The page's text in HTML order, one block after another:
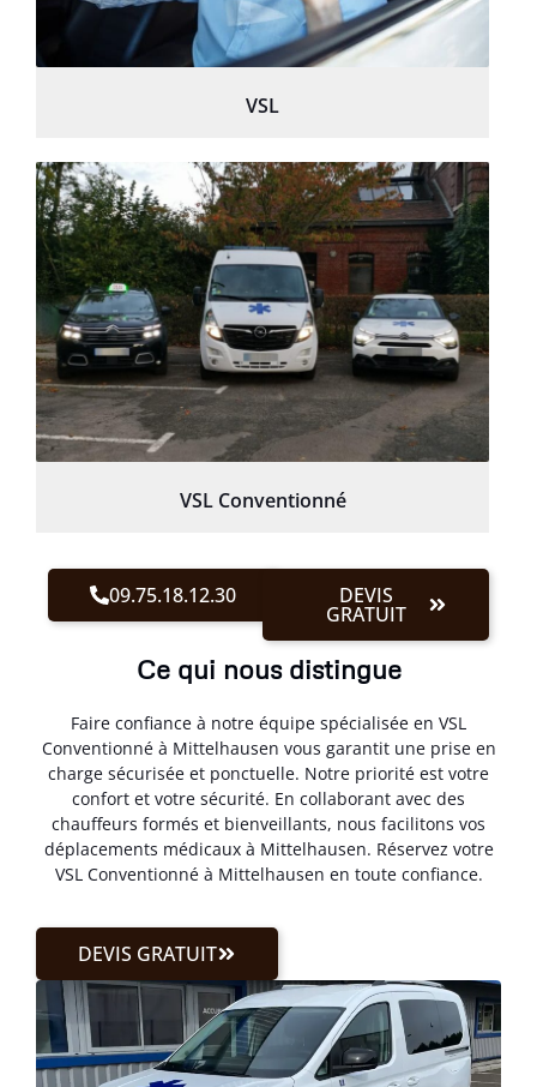
VSL
VSL Conventionné
09.75.18.12.30 DEVIS
GRATUIT
Ce qui nous distingue
Faire confiance à notre équipe spécialisée en VSL
Conventionné à Mittelhausen vous garantit une prise en
charge sécurisée et ponctuelle. Notre priorité est votre
confort et votre sécurité. En collaborant avec des
chauffeurs formés et bienveillants, nous facilitons vos
déplacements médicaux à Mittelhausen. Réservez votre
VSL Conventionné à Mittelhausen en toute confiance.
DEVIS GRATUIT